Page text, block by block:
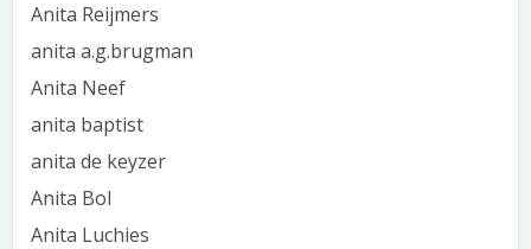
Anita Reijmers
anita a.g.brugman
Anita Neef
anita baptist
anita de keyzer
Anita Bol
Anita Luchies